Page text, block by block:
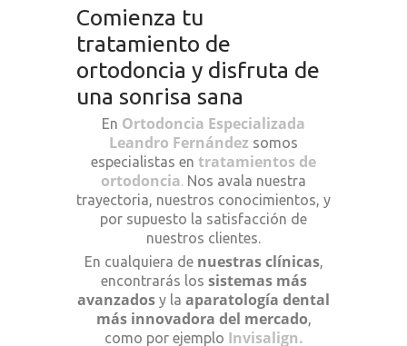
Comienza tu
tratamiento de
ortodoncia y disfruta de
una sonrisa sana
En Ortodoncia Especializada
Leandro Fernández somos
especialistas en tratamientos de
ortodoncia. Nos avala nuestra
trayectoria, nuestros conocimientos, y
por supuesto la satisfacción de
nuestros clientes.
En cualquiera de nuestras clínicas,
encontrarás los sistemas más
avanzados y la aparatología dental
más innovadora del mercado,
como por ejemplo Invisalign.